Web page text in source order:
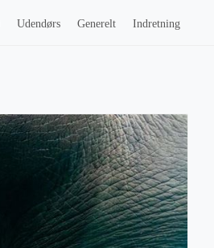
Udendørs Generelt Indretning